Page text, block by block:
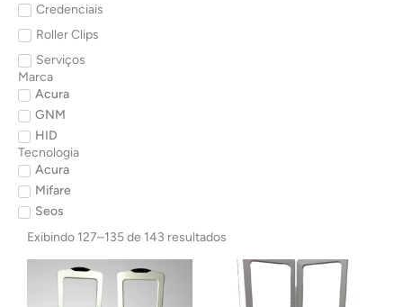
Credenciais
Roller Clips
Serviços
Marca
Acura
GNM
HID
Tecnologia
Acura
Mifare
Seos
Exibindo 127–135 de 143 resultados